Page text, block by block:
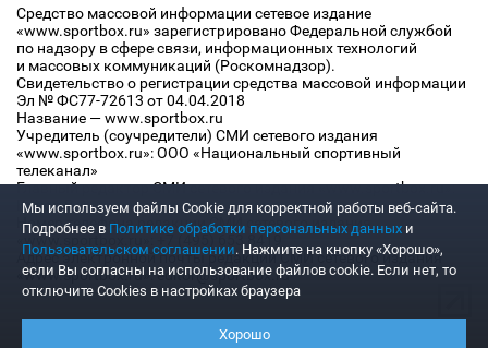
Средство массовой информации сетевое издание
«www.sportbox.ru» зарегистрировано Федеральной службой
по надзору в сфере связи, информационных технологий
и массовых коммуникаций (Роскомнадзор).
Свидетельство о регистрации средства массовой информации
Эл № ФС77-72613 от 04.04.2018
Название — www.sportbox.ru
Учредитель (соучредители) СМИ сетевого издания
«www.sportbox.ru»: ООО «Национальный спортивный
телеканал»
Главный редактор СМИ сетевого издания «www.sportbox.ru»:
Конов В.А.
Номер телефона редакции СМИ сетевого издания
«www.sportbox.ru»: +7 (495) 653 8419
Адрес электронной почты редакции СМИ сетевого издания
«www.sportbox.ru»: editor@sportbox.ru
Мы используем файлы Сookie для корректной работы веб-сайта.
Подробнее в Политике обработки персональных данных и
Пользовательском соглашении. Нажмите на кнопку «Хорошо»,
если Вы согласны на использование файлов cookie. Если нет, то
отключите Cookies в настройках браузера
Хорошо